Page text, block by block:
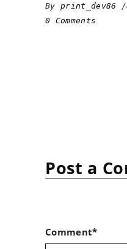
By print_dev86
0 Comments
Post a
Comment*